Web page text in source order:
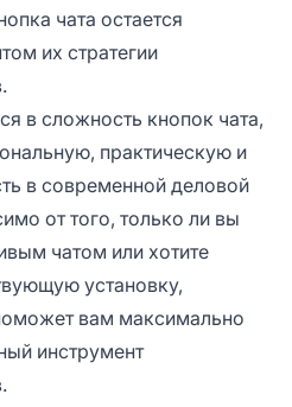
чата остается
их стратегии
в сложность кнопок чата,
практическую и
в современной деловой
от того, только ли вы
чатом или хотите
установку,
вам максимально
инструмент